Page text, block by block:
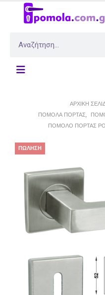
ΑΡΧΙΚΉ
ΠΌΜΟΛΑ ΠΌΡΤΑΣ,
ΠΌΜΟΛΟ ΠΌΡΤΑΣ
ΠΏΛΗΣΗ